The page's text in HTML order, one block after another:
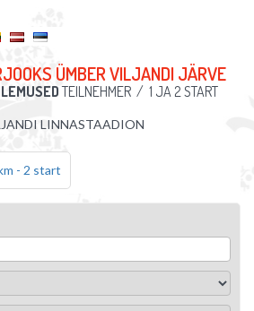
ÜMBER VILJANDI JÄRVE
TEILNEHMER / 1 JA 2 START
LINNASTAADION
- 2 start